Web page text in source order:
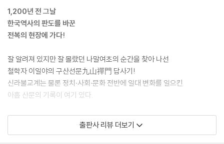
기다려야 하지 않았을까? 이 사건이 선불교라는 보배 비(雨寶)를 가져다
주었으니 우리로서는 반가운 일인지 몰라도, 불교 전체의 역사를 생각하면
가슴 아픈 일이라 하지 않을 수 없다. 그들의 불행이 우리에겐 행운이었으
새로운 불교를 배우고 돌아온 이들 역시 신라 말기 혼돈의 상황에서 자유
로울 수 없었다. 그들은 신라 사회를 병들게 한 신분제도를 날카롭게 비판
하였다. 출생에 의해 신분이 결정되는 골품제는 부처님의 평등 정신에 어
가를 허락하는 등 혁명적인 모습을 보였다. 인간은 성별이나 출신에 관계
없이 모두 불성을 갖춘 존엄하고 소중한 존재이다. 그들은 이러한 부처님
의 정신을 선불교를 통해 신라 사회에 전하고자 했던 것이다. 또한 중앙 귀
1,200년 전 그날
한국역사의 판도를 바꾼
전복의 현장에 가다!
잘 알려져 있지만 잘 몰랐던 나말여초의 순간을 찾아 나선
철학자 이일야의 구산선문九山禪門 답사기!
신라불교계는 물론 정치·사회·문화 전반에 일대 변화를 일으킨
아홉 산문의 기록이 여기 있다.
나말여초, 혼돈과 전복의 시대
- 해주에서 장흥까지, 신라 사회를 뒤흔든 아홉 명의 선사
출판사 리뷰 더보기